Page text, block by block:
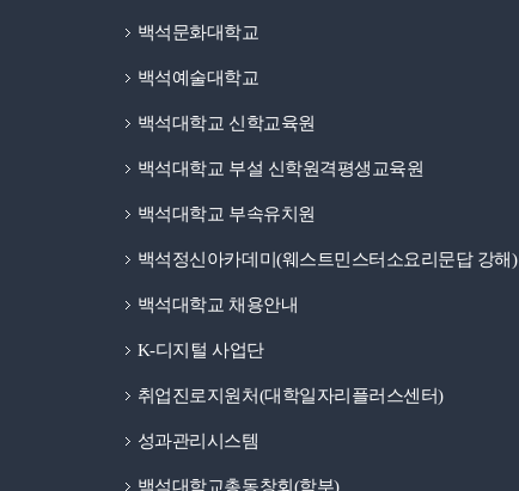
백석문화대학교
백석예술대학교
백석대학교 신학교육원
백석대학교 부설 신학원격평생교육원
백석대학교 부속유치원
백석정신아카데미(웨스트민스터소요리문답 강해)
백석대학교 채용안내
K-디지털 사업단
취업진로지원처(대학일자리플러스센터)
성과관리시스템
백석대학교총동창회(학부)